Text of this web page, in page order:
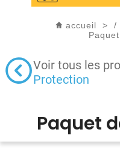
accueil > /
Voir tous les
Protection
Paquet